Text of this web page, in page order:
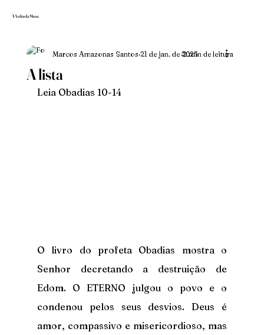
À Volta da Mesa
A lista
Marcos Amazonas Santos 21 de jan. de 20252 min de leitura
Leia Obadias 10-14
O livro do profeta Obadias mostra o
Senhor decretando a destruição de
Edom. O ETERNO julgou o povo e o
condenou pelos seus desvios. Deus é
amor, compassivo e misericordioso, mas